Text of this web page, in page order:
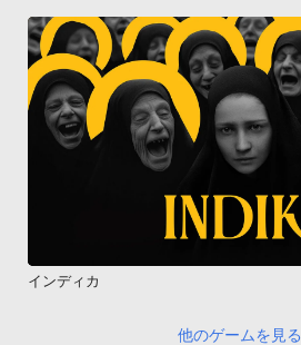
インディカ
他のゲームを見る